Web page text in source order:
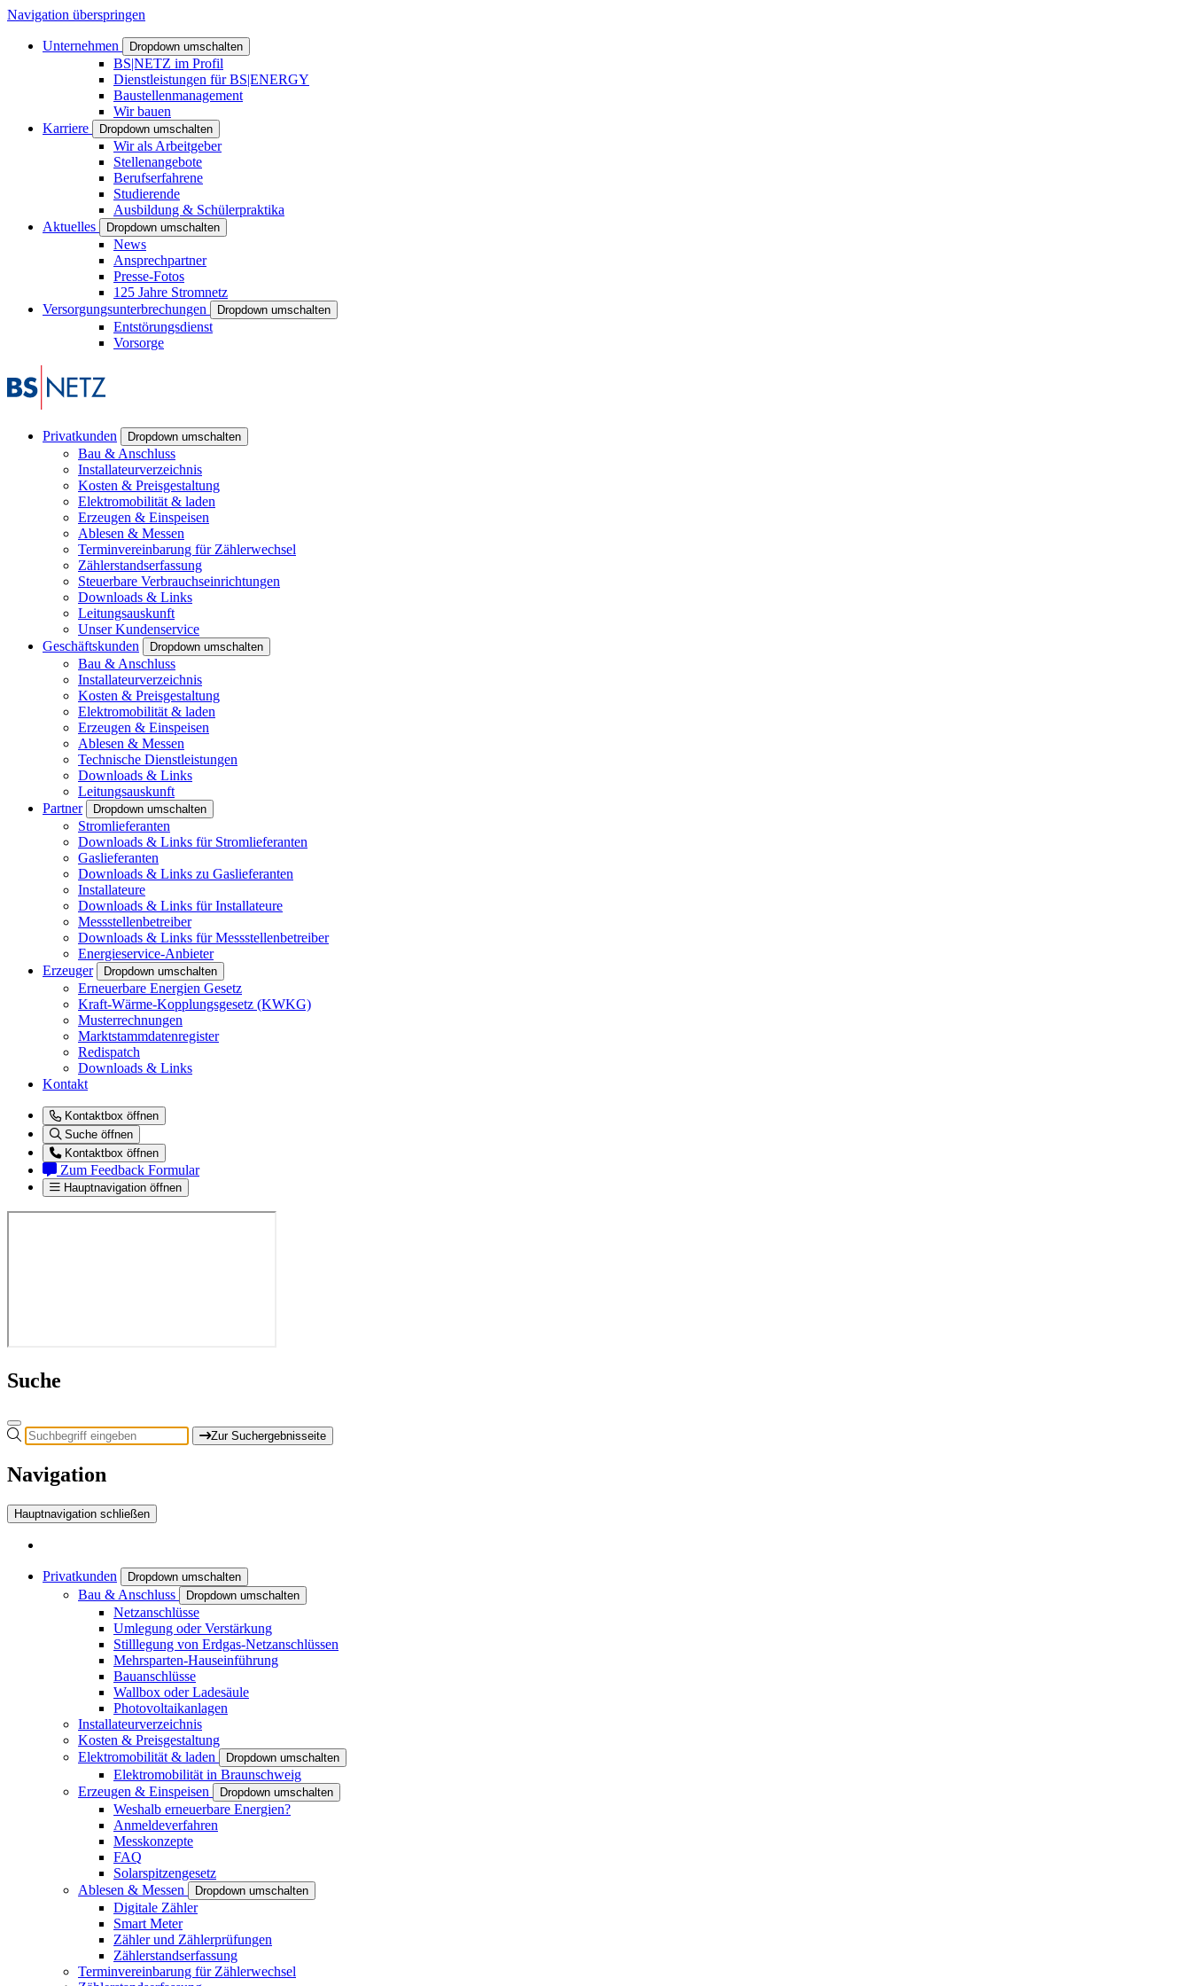
Navigation überspringen
Unternehmen Dropdown umschalten
BS|NETZ im Profil
Dienstleistungen für BS|ENERGY
Baustellenmanagement
Wir bauen
Karriere
Dropdown umschalten
Wir als Arbeitgeber
Stellenangebote
Berufserfahrene
Studierende
Ausbildung & Schülerpraktika
Aktuelles
Dropdown umschalten
News
Ansprechpartner
Presse-Fotos
125 Jahre Stromnetz
Versorgungsunterbrechungen
Dropdown umschalten
Entstörungsdienst
Vorsorge
Privatkunden Dropdown umschalten
Bau & Anschluss
Installateurverzeichnis
Kosten & Preisgestaltung
Elektromobilität & laden
Erzeugen & Einspeisen
Ablesen & Messen
Terminvereinbarung für Zählerwechsel
Zählerstandserfassung
Steuerbare Verbrauchseinrichtungen
Downloads & Links
Leitungsauskunft
Unser Kundenservice
Geschäftskunden
Dropdown umschalten
Bau & Anschluss
Installateurverzeichnis
Kosten & Preisgestaltung
Elektromobilität & laden
Erzeugen & Einspeisen
Ablesen & Messen
Technische Dienstleistungen
Downloads & Links
Leitungsauskunft
Partner
Dropdown umschalten
Stromlieferanten
Downloads & Links für Stromlieferanten
Gaslieferanten
Downloads & Links zu Gaslieferanten
Installateure
Downloads & Links für Installateure
Messstellenbetreiber
Downloads & Links für Messstellenbetreiber
Energieservice-Anbieter
Erzeuger
Dropdown umschalten
Erneuerbare Energien Gesetz
Kraft-Wärme-Kopplungsgesetz (KWKG)
Musterrechnungen
Marktstammdatenregister
Redispatch
Downloads & Links
Kontakt
Kontaktbox öffnen
Suche öffnen
Kontaktbox öffnen
Zum Feedback Formular
Hauptnavigation öffnen
Suche
Zur Suchergebnisseite
Navigation
Hauptnavigation schließen
Privatkunden Dropdown umschalten
Bau & Anschluss Dropdown umschalten
Netzanschlüsse
Umlegung oder Verstärkung
Stilllegung von Erdgas-Netzanschlüssen
Mehrsparten-Hauseinführung
Bauanschlüsse
Wallbox oder Ladesäule
Photovoltaikanlagen
Installateurverzeichnis
Kosten & Preisgestaltung
Elektromobilität & laden
Dropdown umschalten
Elektromobilität in Braunschweig
Erzeugen & Einspeisen
Dropdown umschalten
Weshalb erneuerbare Energien?
Anmeldeverfahren
Messkonzepte
FAQ
Solarspitzengesetz
Ablesen & Messen
Dropdown umschalten
Digitale Zähler
Smart Meter
Zähler und Zählerprüfungen
Zählerstandserfassung
Terminvereinbarung für Zählerwechsel